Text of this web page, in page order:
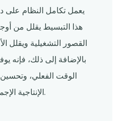
يعمل تكامل النظام على
القصور التشغيلية ويقلل
بالإضافة إلى ذلك، فإنه
الوقت الفعلي، وتحسين
الإنتاجية الإجمالية للمطعم ورضا العملاء.